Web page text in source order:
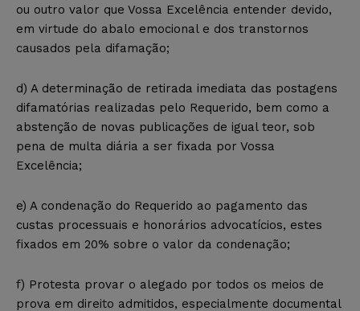
ou outro valor que Vossa Excelência entender devido,
em virtude do abalo emocional e dos transtornos
causados pela difamação;
d) A determinação de retirada imediata das postagens
difamatórias realizadas pelo Requerido, bem como a
abstenção de novas publicações de igual teor, sob
pena de multa diária a ser fixada por Vossa
Excelência;
e) A condenação do Requerido ao pagamento das
custas processuais e honorários advocatícios, estes
fixados em 20% sobre o valor da condenação;
f) Protesta provar o alegado por todos os meios de
prova em direito admitidos, especialmente documental